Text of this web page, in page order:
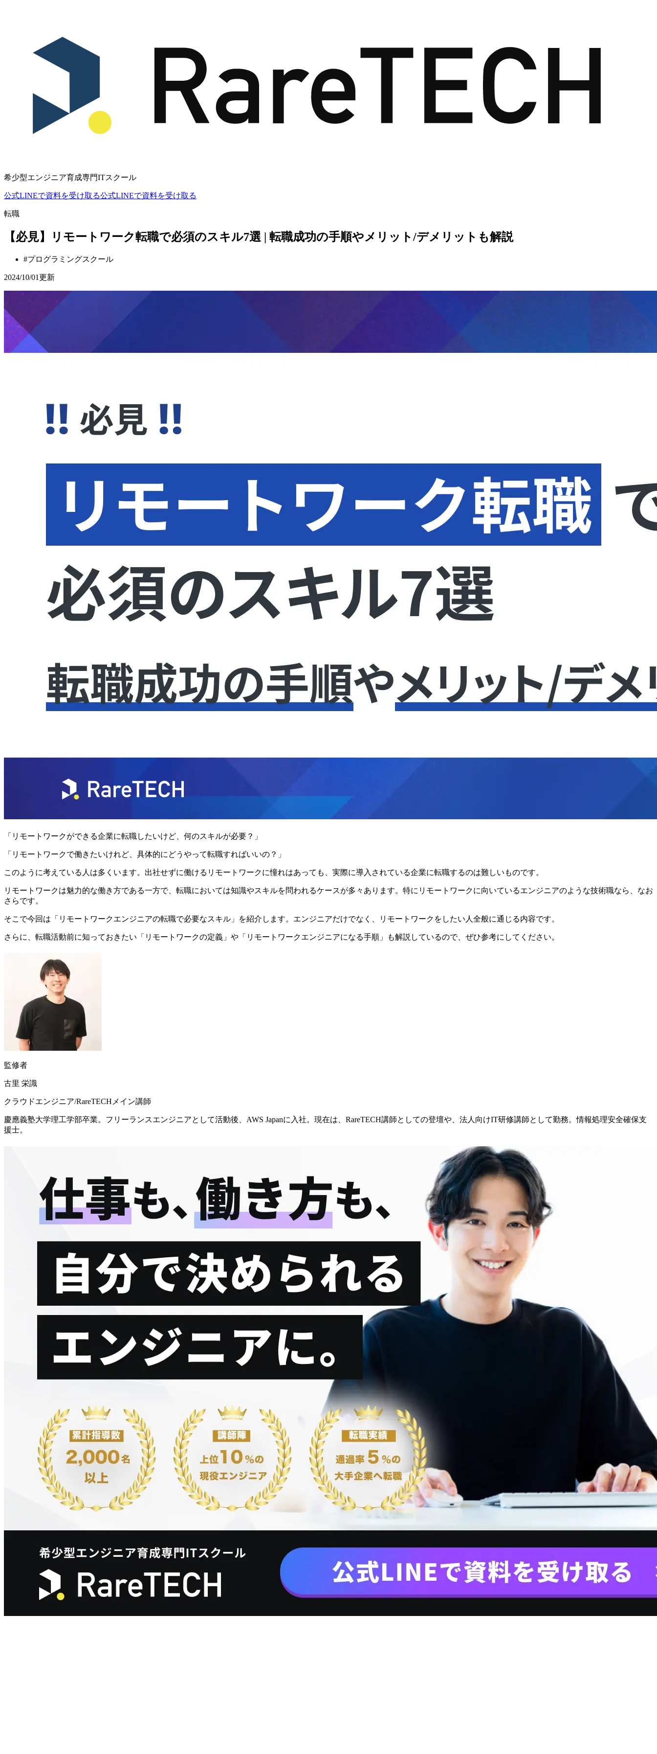
希少型エンジニア育成専門ITスクール
公式LINEで資料を受け取る公式LINEで資料を受け取る
転職
【必見】リモートワーク転職で必須のスキル7選 | 転職成功の手順やメリット/デメリットも解説
#プログラミングスクール
2024/10/01更新
「リモートワークができる企業に転職したいけど、何のスキルが必要？」
「リモートワークで働きたいけれど、具体的にどうやって転職すればいいの？」
このように考えている人は多くいます。出社せずに働けるリモートワークに憧れはあっても、実際に導入されている企業に転職するのは難しいものです。
リモートワークは魅力的な働き方である一方で、転職においては知識やスキルを問われるケースが多々あります。特にリモートワークに向いているエンジニアのような技術職なら、なお
さらです。
そこで今回は「リモートワークエンジニアの転職で必要なスキル」を紹介します。エンジニアだけでなく、リモートワークをしたい人全般に通じる内容です。
さらに、転職活動前に知っておきたい「リモートワークの定義」や「リモートワークエンジニアになる手順」も解説しているので、ぜひ参考にしてください。
監修者
古里 栄識
クラウドエンジニア/RareTECHメイン講師
慶應義塾大学理工学部卒業。フリーランスエンジニアとして活動後、AWS Japanに入社。現在は、RareTECH講師としての登壇や、法人向けIT研修講師として勤務。情報処理安全確保支
援士。